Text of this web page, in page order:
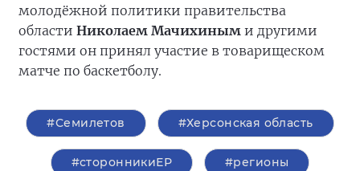
молодёжной политики правительства
области Николаем Мачихиным и другими
гостями он принял участие в товарищеском
матче по баскетболу.
#Семилетов #Херсонская область
#сторонникиЕР #регионы